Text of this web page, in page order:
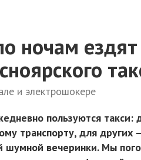
ночам
и электрошокере
пользуются такси:
транспорту, для других
шумной вечеринки. Мы